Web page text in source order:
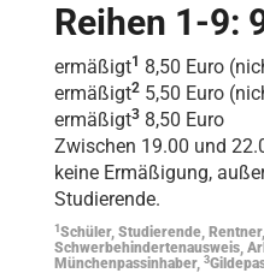
Reihen 1-9:
ermäßigt1 8,50 Euro
ermäßigt2 5,50 Euro
ermäßigt3 8,50 Euro
Zwischen 19.00 und
keine Ermäßigung,
Studierende.
1 Schüler, Studierende, Rentner,
Schwerbehindertenausweis,
Münchenpassinhaber, 3